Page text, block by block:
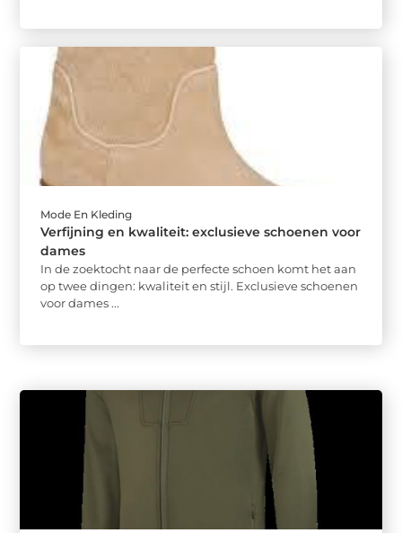
Mode En Kleding
Verfijning en kwaliteit: exclusieve schoenen voor
dames
In de zoektocht naar de perfecte schoen komt het aan
op twee dingen: kwaliteit en stijl. Exclusieve schoenen
voor dames ...